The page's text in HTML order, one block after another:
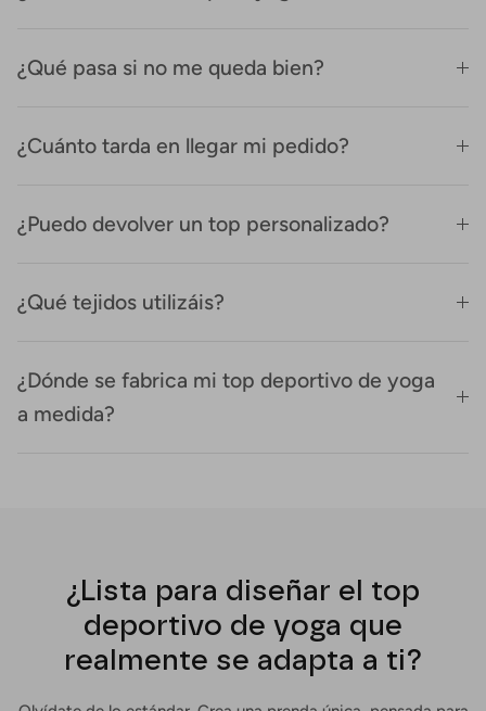
¿Qué pasa si no me queda bien?
¿Cuánto tarda en llegar mi pedido?
¿Puedo devolver un top personalizado?
¿Qué tejidos utilizáis?
¿Dónde se fabrica mi top deportivo de yoga
a medida?
¿Lista para diseñar el top
deportivo de yoga que
realmente se adapta a ti?